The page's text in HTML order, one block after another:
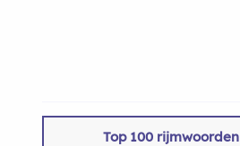
Top 100 rijmwoorden